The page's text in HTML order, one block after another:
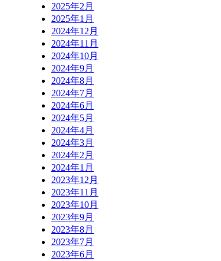
2025年2月
2025年1月
2024年12月
2024年11月
2024年10月
2024年9月
2024年8月
2024年7月
2024年6月
2024年5月
2024年4月
2024年3月
2024年2月
2024年1月
2023年12月
2023年11月
2023年10月
2023年9月
2023年8月
2023年7月
2023年6月